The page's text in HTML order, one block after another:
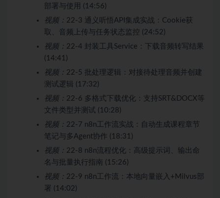
部署与使用 (14:56)
视频： 22-3 通义听悟API集成实战：Cookie获
取、音频上传与任务状态监控 (24:52)
视频： 22-4 封装工具Service：下载音频转写结果
(14:41)
视频： 22-5 批处理逻辑：对接待处理音频并创建
测试逻辑 (17:32)
视频： 22-6 多格式下载优化：支持SRT&DOCX等
文件类型并测试 (10:28)
视频： 22-7 n8n工作流实战：自动生成课程章节
笔记与多Agent协作 (18:31)
视频： 22-8 n8n流程优化：高级提示词、输出命
名与批量执行指南 (15:26)
视频： 22-9 n8n工作流：本地向量嵌入+Milvus部
署 (14:02)